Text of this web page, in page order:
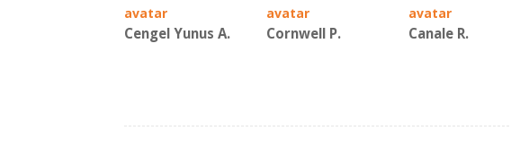
Cengel Yunus A. Cornwell P. Canale R.